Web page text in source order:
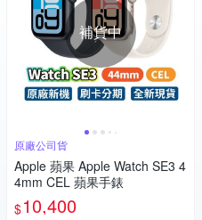
補貨中
原廠公司貨
Apple 蘋果 Apple Watch SE3 4
4mm CEL 蘋果手錶
$10,400